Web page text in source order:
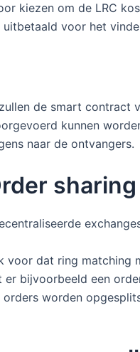
kiezen om de LRC
voor het
de smart contract
kunnen
naar de ontvangers.
sharing
voor dat ring matching
er bijvoorbeeld een
worden